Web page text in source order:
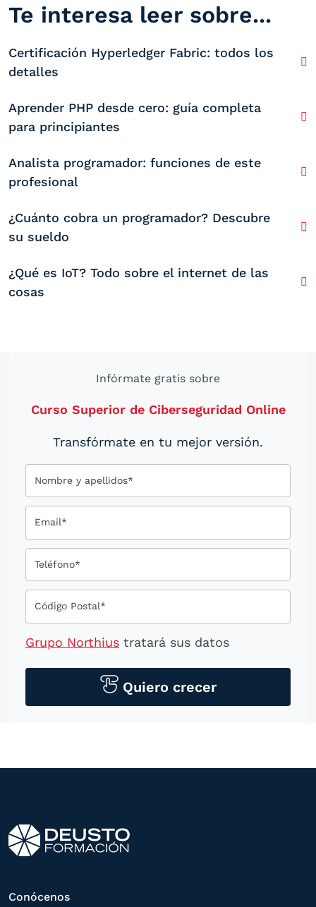
Te interesa leer sobre...
Certificación Hyperledger Fabric: todos los
detalles
Aprender PHP desde cero: guía completa
para principiantes
Analista programador: funciones de este
profesional
¿Cuánto cobra un programador? Descubre
su sueldo
¿Qué es IoT? Todo sobre el internet de las
cosas
Infórmate gratis sobre
Curso Superior de Ciberseguridad Online
Transfórmate en tu mejor versión.
Nombre y apellidos*
Email*
Teléfono*
Código Postal*
Grupo Northius tratará sus datos
tecnológicos, incluso aplicaciones de
mensajería instantánea, con el fin de
otros directamente relacionados con el
correspondiente. Compartiremos su
solicitud con las empresas que conforman
estas puedan hacerle llegar la mejor
Quiero crecer
Conócenos